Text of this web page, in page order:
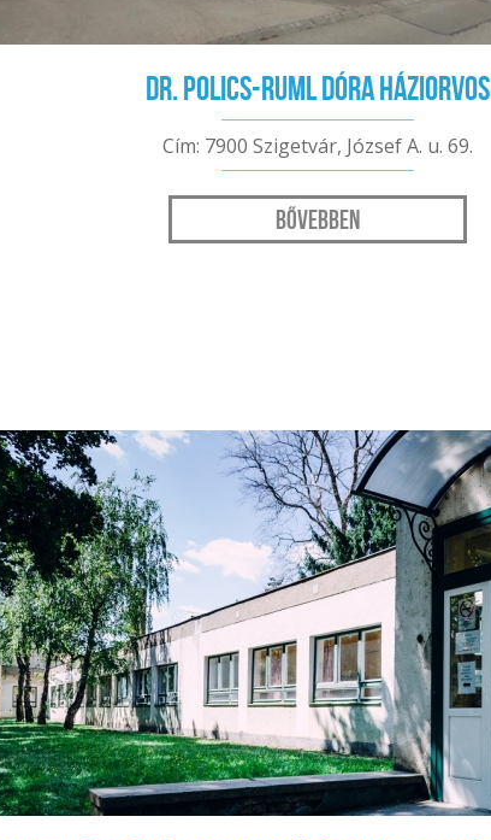
Dr. Polics-Ruml Dóra háziorvos
Cím: 7900 Szigetvár, József A. u. 69.
Bővebben